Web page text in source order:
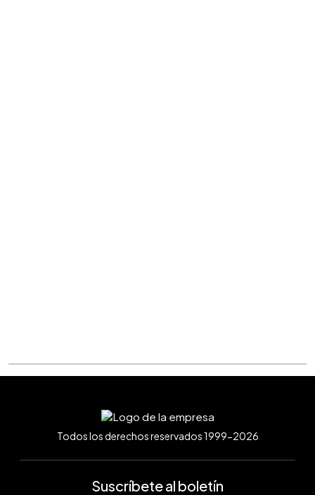
Todos los derechos reservados 1999-2026
Suscríbete al boletín